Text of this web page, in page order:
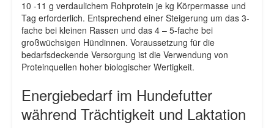
10 -11 g verdaulichem Rohprotein je kg Körpermasse und
Tag erforderlich. Entsprechend einer Steigerung um das 3-
fache bei kleinen Rassen und das 4 – 5-fache bei
großwüchsigen Hündinnen. Voraussetzung für die
bedarfsdeckende Versorgung ist die Verwendung von
Proteinquellen hoher biologischer Wertigkeit.
Energiebedarf im Hundefutter
während Trächtigkeit und Laktation